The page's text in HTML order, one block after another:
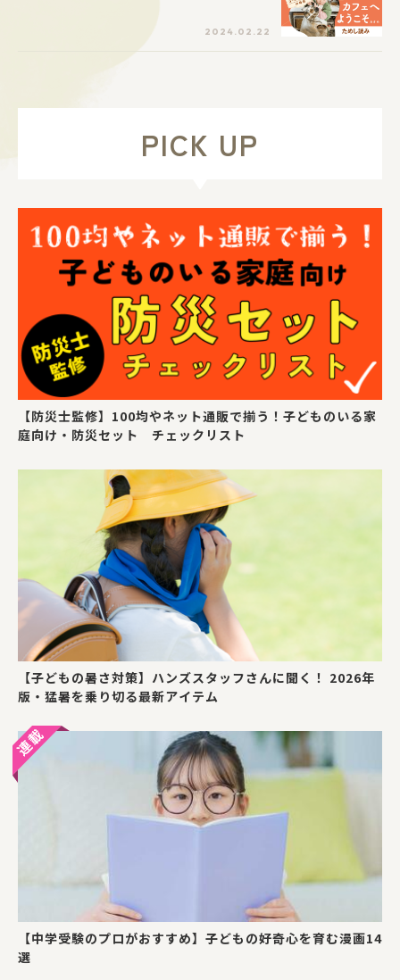
2024.02.22
PICK UP
【防災士監修】100均やネット通販で揃う！子どものいる家
庭向け・防災セット チェックリスト
【子どもの暑さ対策】ハンズスタッフさんに聞く！ 2026年
版・猛暑を乗り切る最新アイテム
【中学受験のプロがおすすめ】子どもの好奇心を育む漫画14
選